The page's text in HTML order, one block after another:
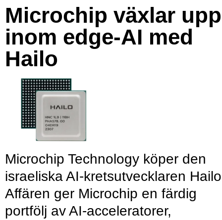
Microchip växlar upp
inom edge-AI med
Hailo
Microchip Technology köper den
israeliska AI-kretsutvecklaren
Affären ger Microchip en färdig
portfölj av AI-acceleratorer,